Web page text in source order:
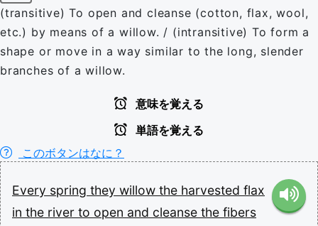
(transitive) To open and cleanse (cotton, flax, wool,
etc.) by means of a willow. / (intransitive) To form a
shape or move in a way similar to the long, slender
branches of a willow.
意味を覚える
単語を覚える
このボタンはなに？
Every spring they willow the harvested flax
in the river to open and cleanse the fibers